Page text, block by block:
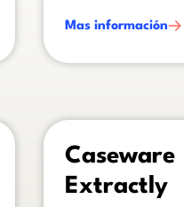
Mas información
Caseware
Extractly
This is some text inside